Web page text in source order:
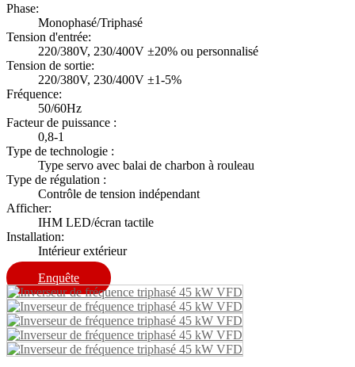
Phase:
Monophasé/Triphasé
Tension d'entrée:
220/380V, 230/400V ±20% ou personnalisé
Tension de sortie:
220/380V, 230/400V ±1-5%
Fréquence:
50/60Hz
Facteur de puissance :
0,8-1
Type de technologie :
Type servo avec balai de charbon à rouleau
Type de régulation :
Contrôle de tension indépendant
Afficher:
IHM LED/écran tactile
Installation:
Intérieur extérieur
Enquête